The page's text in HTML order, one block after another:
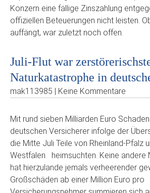
Konzern eine fällige Zinszahlung
offiziellen Beteuerungen nicht leisten.
auffängt, war zuletzt noch offen.
Juli-Flut war
Naturkatastrophe in
mak113985 | Keine Kommentare
Mit rund sieben Milliarden Euro
deutschen Versicherer infolge der
die Mitte Juli Teile von Rheinland-Pfalz
Westfalen heimsuchten. Keine andere
hat hierzulande jemals verheerender
Großschäden ab einer Million Euro pro